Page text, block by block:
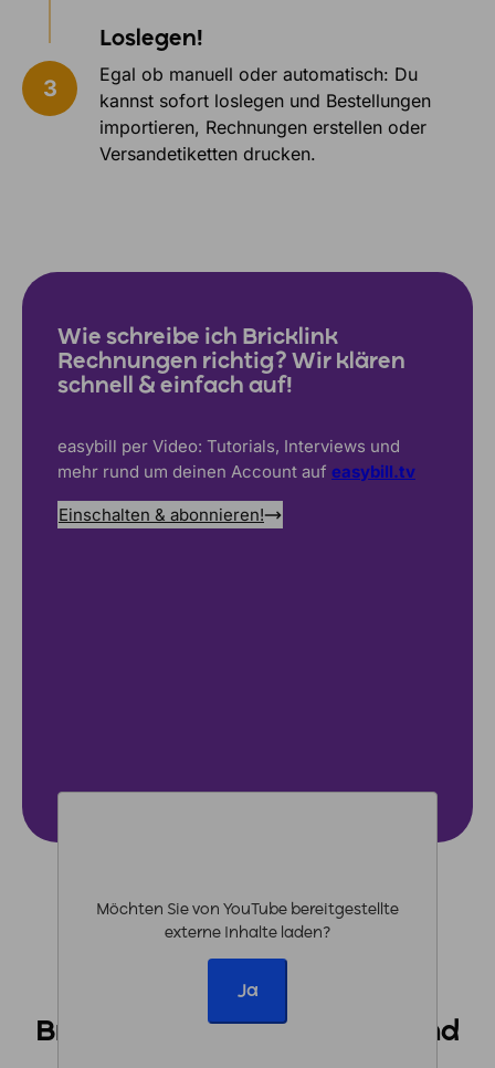
Loslegen!
Egal ob manuell oder automatisch: Du
kannst sofort loslegen und Bestellungen
importieren, Rechnungen erstellen oder
Versandetiketten drucken.
Wie schreibe ich Bricklink
Rechnungen richtig? Wir klären
schnell & einfach auf!
easybill per Video: Tutorials, Interviews und
mehr rund um deinen Account auf easybill.tv
Einschalten & abonnieren!
Möchten Sie von YouTube bereitgestellte
externe Inhalte laden?
Ja
Optimal für Verkäufer auf
BrickLink oder mit einem
BrickLink-Shop in Deutschland